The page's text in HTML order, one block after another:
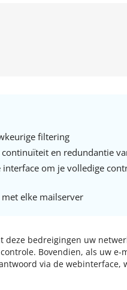
filtering
continuïteit en redundantie
om je volledige
elke mailserver
bedreigingen uw
Bovendien, als uw e-
via de webinterface,